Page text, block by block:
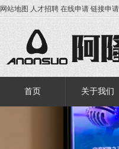
网站地图 人才招聘 在线申请 链接申请
首页 关于我们